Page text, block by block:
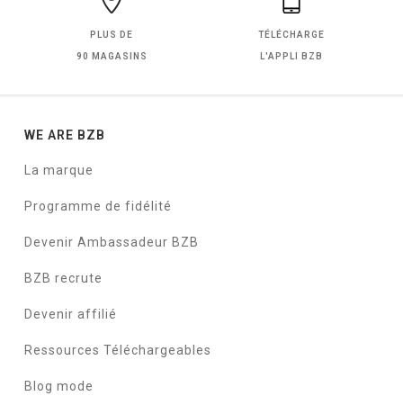
PLUS DE
90 MAGASINS
TÉLÉCHARGE
L'APPLI BZB
WE ARE BZB
La marque
Programme de fidélité
Devenir Ambassadeur BZB
BZB recrute
Devenir affilié
Ressources Téléchargeables
Blog mode